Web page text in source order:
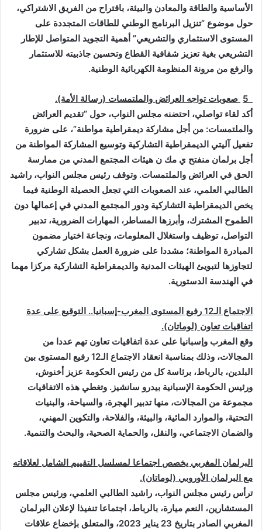
الأساسية والطاقة والمعادن والبيئة، باقتراح من الفريق الاشتراكي،
حول موضوع “تنزيل البرنامج الوطني للطاقات المتجددة على
المستوى الاستثماري والتشريعي” أهمية التجويد المتواصل للإطار
التشريعي بغية تعزيز شفافية القطاع وتحسين جاذبيته للاستثمار
والرفع من مرونة المنظومة الكهربائية الوطنية.
5 صعوبات تواجه العرائض والملتمسات (رسالة الأمة).
أكد لقاء تواصلي، احتضنه مجلس النواب، حول “تقديم العرائض
والملتمسات: من أجل مشاركة ديمقراطية مواطنة”، على ضرورة
تفعيل آليتي الديمقراطية التشاركية وتوسيع المشاركة المواطنة من
أجل برلمان منفتح ي مك ن هيئات المجتمع المدني من ممارسة
الحق في العرائض والملتمسات. وتوقف رئيس مجلس النواب، راشيد
الطالبي العلمي، عند الصعوبات التي تجعل الحصيلة الوطنية فيما
يخص الديمقراطية التشاركية ودور المجتمع المدني في إعمالها دون
الطموح المشترك، وأبرزها المساطر، المهارات الضرورية، تدبير
التواصل، توظيف واستغلال المعلومات، ونجاعة اختيار مضمون
المبادرة المواطنة؛ مشددا على ضرورة العمل بشكل تشاركي
لتجاوزها لتبويئ الهيئات المدنية والديمقراطية التشاركية مركزا مهما
في الهندسة الدستورية.
الاجتماع الـ12 رفيع المستوى المغرب-إسبانيا.. التوقيع على عدة
اتفاقيات تعاون (لوماتان).
وقع المغرب وإسبانيا على عدة اتفاقيات تعاون تهم عددا من
المجالات، وذلك بمناسبة انعقاد الاجتماع الـ12 رفيع المستوى بين
البلدين، بالرباط، برئاسة كل من رئيس الحكومة عزيز أخنوش،
ورئيس الحكومة الإسبانية بيدرو سانشيز. وتغطي هذه الاتفاقيات
مجموعة من المجالات، منها تدبير الهجرة، والسياحة، والبنيات
التحتية، والموارد المائية، والبيئة، والفلاحة، والتكوين المهني،
والضمان الاجتماعي، والنقل، والحماية الصحية، والبحث والتنمية.
البرلمان المغربي يخصص اجتماعا لمسلسل التقييم الشامل لعلاقاته
مع البرلمان الأوروبي (لوماتان).
ترأس رئيس مجلس النواب، راشيد الطالبي العلمي، ورئيس مجلس
المستشارين، النعم ميارة، بالرباط، اجتماعا تنفيذا لإعلان البرلمان
المغربي الصادر بتاريخ 23 يناير 2023، والمتعلق بإخضاع علاقات